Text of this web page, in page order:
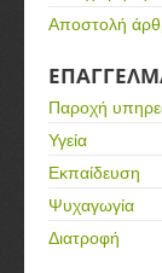
Αποστολή
Παροχή
Υγεία
Εκπαίδευση
Ψυχαγωγία
Διατροφή